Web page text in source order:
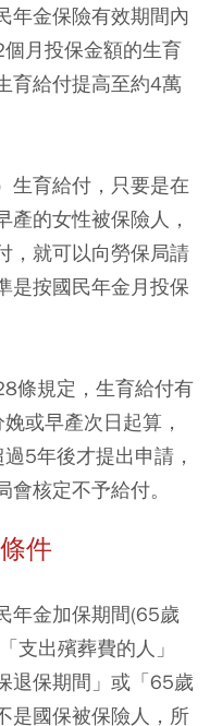
年金保險有效期間內
月投保金額的生育
育給付提高至約4萬
生育給付，只要是在
的女性被保險人，
，就可以向勞保局請
是按國民年金月投保
條規定，生育給付有
或早產次日起算，
5年後才提出申請，
核定不予給付。
件
年金加保期間(65歲
支出殯葬費的人」
退保期間」或「65歲
是國保被保險人，所